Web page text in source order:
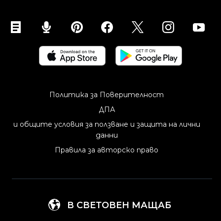
Продавайте в TikTok
Продавайте във Facebook
Продавайте в Google
Продавайте в WhatsApp
Продавайте на Snapchat
Продавай на мобилно устройство (ShopApp)
Политика за Поверителност
ДПА
и общите условия за ползване и защита на лични
данни
Правила за авторско право
В СВЕТОВЕН МАЩАБ